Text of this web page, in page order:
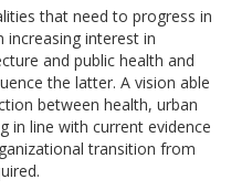
that need to progress in
increasing interest in
and public health and
the latter. A vision able
between health, urban
in line with current evidence
transition from